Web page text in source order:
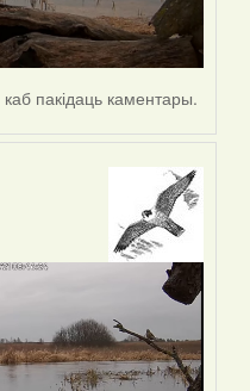
каб пакідаць каментары.